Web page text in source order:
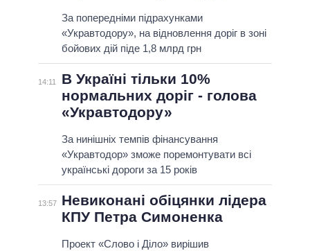
За попередніми підрахунками
«Укравтодору», на відновлення доріг в зоні
бойових дій піде 1,8 млрд грн
14:11
В Україні тільки 10%
нормальних доріг - голова
«Укравтодору»
За нинішніх темпів фінансування
«Укравтодор» зможе поремонтувати всі
українські дороги за 15 років
13:57
Невиконані обіцянки лідера
КПУ Петра Симоненка
Проект «Слово і Діло» вирішив